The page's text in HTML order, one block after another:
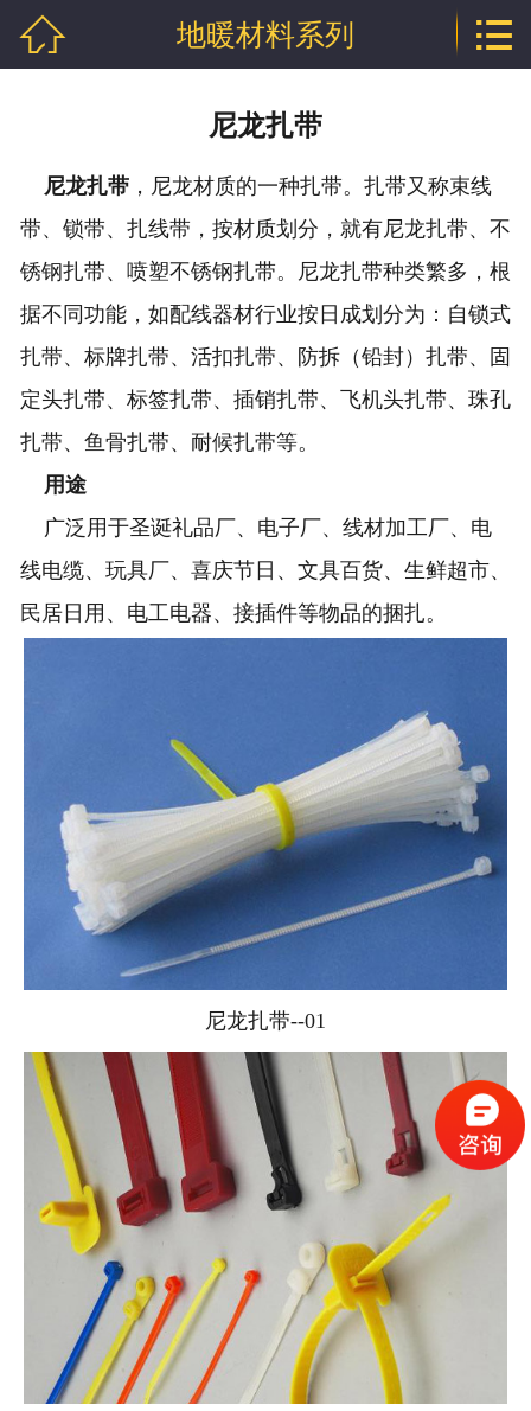

程泰业绩
企业资质
联系我们
 地暖材料系列 
尼龙扎带
尼龙扎带，尼龙材质的一种扎带。扎带又称束线
带、锁带、扎线带，按材质划分，就有尼龙扎带、不
锈钢扎带、喷塑不锈钢扎带。尼龙扎带种类繁多，根
据不同功能，如配线器材行业按日成划分为：自锁式
扎带、标牌扎带、活扣扎带、防拆（铅封）扎带、固
定头扎带、标签扎带、插销扎带、飞机头扎带、珠孔
扎带、鱼骨扎带、耐候扎带等。
用途
广泛用于圣诞礼品厂、电子厂、线材加工厂、电
线电缆、玩具厂、喜庆节日、文具百货、生鲜超市、
民居日用、电工电器、接插件等物品的捆扎。
尼龙扎带--01